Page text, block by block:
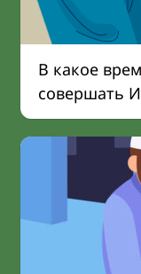
В какое
совершать